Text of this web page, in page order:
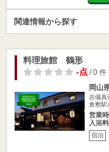
関連情報から探す
料理旅館 鶴形
-点/ 0 件
岡山
吉備真
倉敷駅
営業
入浴
宿泊